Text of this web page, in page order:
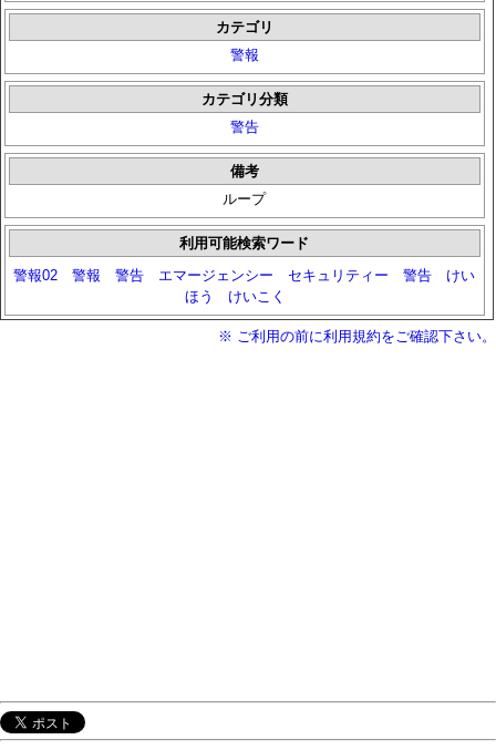
カテゴリ
警報
カテゴリ分類
警告
備考
ループ
利用可能検索ワード
警報02
警報 警告 エマージェンシー セキュリティー 警告
けい
ほう
けいこく
※ ご利用の前に利用規約をご確認下さい。